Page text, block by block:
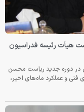
هیأت رئیسه فدراسیون
دوره جدید ریاست محسن
فنی و عملکرد ماه‌های اخیر،